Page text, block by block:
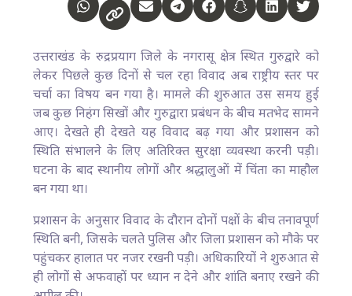
उत्तराखंड के रुद्रप्रयाग जिले के नगरासू क्षेत्र स्थित गुरुद्वारे को
लेकर पिछले कुछ दिनों से चल रहा विवाद अब राष्ट्रीय स्तर पर
चर्चा का विषय बन गया है। मामले की शुरुआत उस समय हुई
जब कुछ निहंग सिखों और गुरुद्वारा प्रबंधन के बीच मतभेद सामने
आए। देखते ही देखते यह विवाद बढ़ गया और प्रशासन को
स्थिति संभालने के लिए अतिरिक्त सुरक्षा व्यवस्था करनी पड़ी।
घटना के बाद स्थानीय लोगों और श्रद्धालुओं में चिंता का माहौल
बन गया था।
प्रशासन के अनुसार विवाद के दौरान दोनों पक्षों के बीच तनावपूर्ण
स्थिति बनी, जिसके चलते पुलिस और जिला प्रशासन को मौके पर
पहुंचकर हालात पर नजर रखनी पड़ी। अधिकारियों ने शुरुआत से
ही लोगों से अफवाहों पर ध्यान न देने और शांति बनाए रखने की